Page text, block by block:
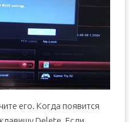
его. Когда появится